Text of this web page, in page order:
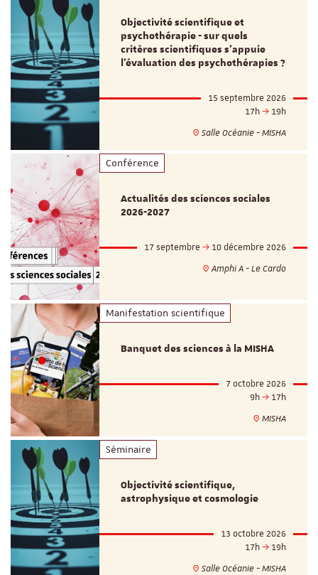
Objectivité scientifique et
psychothérapie - sur quels
critères scientifiques s'appuie
l'évaluation des psychothérapies ?
15 septembre 2026
17h
19h
Salle Océanie - MISHA
Conférence
Actualités des sciences sociales
2026-2027
17 septembre
10 décembre 2026
Amphi A - Le Cardo
Manifestation scientifique
Banquet des sciences à la MISHA
7 octobre 2026
9h
17h
MISHA
Séminaire
Objectivité scientifique,
astrophysique et cosmologie
13 octobre 2026
17h
19h
Salle Océanie - MISHA